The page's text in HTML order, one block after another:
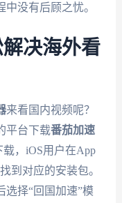
没有后顾之忧。
决海外看
来看国内视频呢？
平台下载番茄加速
，iOS用户在App
到对应的安装包。
选择“回国加速”模